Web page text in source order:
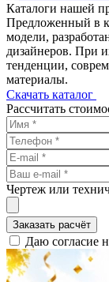
Каталоги нашей
Предложенный в
модели,
дизайнеров. При
тенденции,
материалы.
Скачать каталог
Рассчитать
Чертеж или
Заказать расчёт
Даю согласие